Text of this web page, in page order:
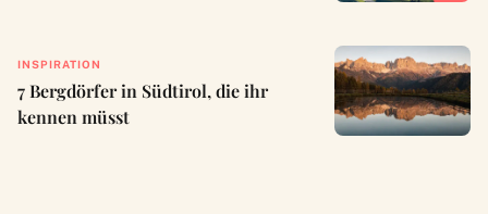
INSPIRATION
7 Bergdörfer in Südtirol, die ihr
kennen müsst